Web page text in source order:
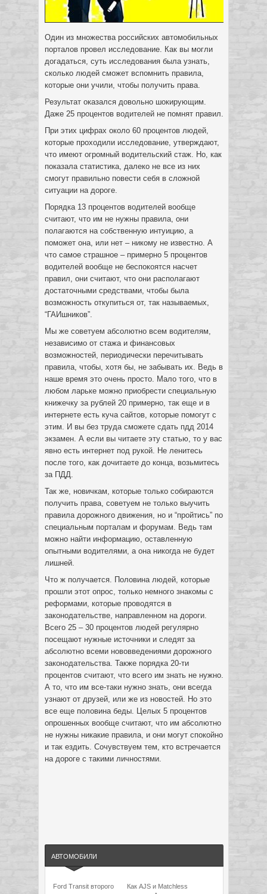
Один из множества российских автомобильных
порталов провел исследование. Как вы могли
догадаться, суть исследования была узнать,
сколько людей сможет вспомнить правила,
которые они учили, чтобы получить права.
Результат оказался довольно шокирующим.
Даже 25 процентов водителей не помнят правил.
При этих цифрах около 60 процентов людей,
которые проходили исследование, утверждают,
что имеют огромный водительский стаж. Но, как
показала статистика, далеко не все из них
смогут правильно повести себя в сложной
ситуации на дороге.
Порядка 13 процентов водителей вообще
считают, что им не нужны правила, они
полагаются на собственную интуицию, а
поможет она, или нет – никому не известно. А
что самое страшное – примерно 5 процентов
водителей вообще не беспокоятся насчет
правил, они считают, что они располагают
достаточными средствами, чтобы была
возможность откупиться от, так называемых,
“ГАИшников”.
Мы же советуем абсолютно всем водителям,
независимо от стажа и финансовых
возможностей, периодически перечитывать
правила, чтобы, хотя бы, не забывать их. Ведь в
наше время это очень просто. Мало того, что в
любом ларьке можно приобрести специальную
книжечку за рублей 20 примерно, так еще и в
интернете есть куча сайтов, которые помогут с
этим. И вы без труда сможете сдать пдд 2014
экзамен. А если вы читаете эту статью, то у вас
явно есть интернет под рукой. Не ленитесь
после того, как дочитаете до конца, возьмитесь
за ПДД.
Так же, новичкам, которые только собираются
получить права, советуем не только выучить
правила дорожного движения, но и “пройтись” по
специальным порталам и форумам. Ведь там
можно найти информацию, оставленную
опытными водителями, а она никогда не будет
лишней.
Что ж получается. Половина людей, которые
прошли этот опрос, только немного знакомы с
реформами, которые проводятся в
законодательстве, направленном на дороги.
Всего 25 – 30 процентов людей регулярно
посещают нужные источники и следят за
абсолютно всеми нововведениями дорожного
законодательства. Также порядка 20-ти
процентов считают, что всего им знать не нужно.
А то, что им все-таки нужно знать, они всегда
узнают от друзей, или же из новостей. Но это
все еще половина беды. Целых 5 процентов
опрошенных вообще считают, что им абсолютно
не нужны никакие правила, и они могут спокойно
и так ездить. Сочувствуем тем, кто встречается
на дороге с такими личностями.
АВТОМОБИЛИ
Ford Transit второго
Как AJS и Matchless